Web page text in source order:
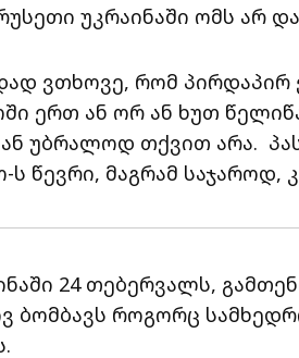
უკრაინაში ომს არ
ვთხოვე, რომ
ერთ ან ორ ან ხუთ
უბრალოდ თქვით არა.
ს წევრი, მაგრამ საჯაროდ,
24 თებერვალს,
ბომბავს როგორც